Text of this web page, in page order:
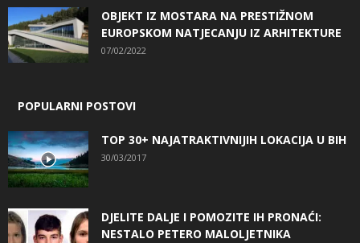
OBJEKT IZ MOSTARA NA PRESTIŽNOM
EUROPSKOM NATJECANJU IZ ARHITEKTURE
07/02/2022
POPULARNI POSTOVI
TOP 30+ NAJATRAKTIVNIJIH LOKACIJA U BIH
30/03/2017
DJELITE DALJE I POMOZITE IH PRONAĆI:
NESTALO PETERO MALOLJETNIKA